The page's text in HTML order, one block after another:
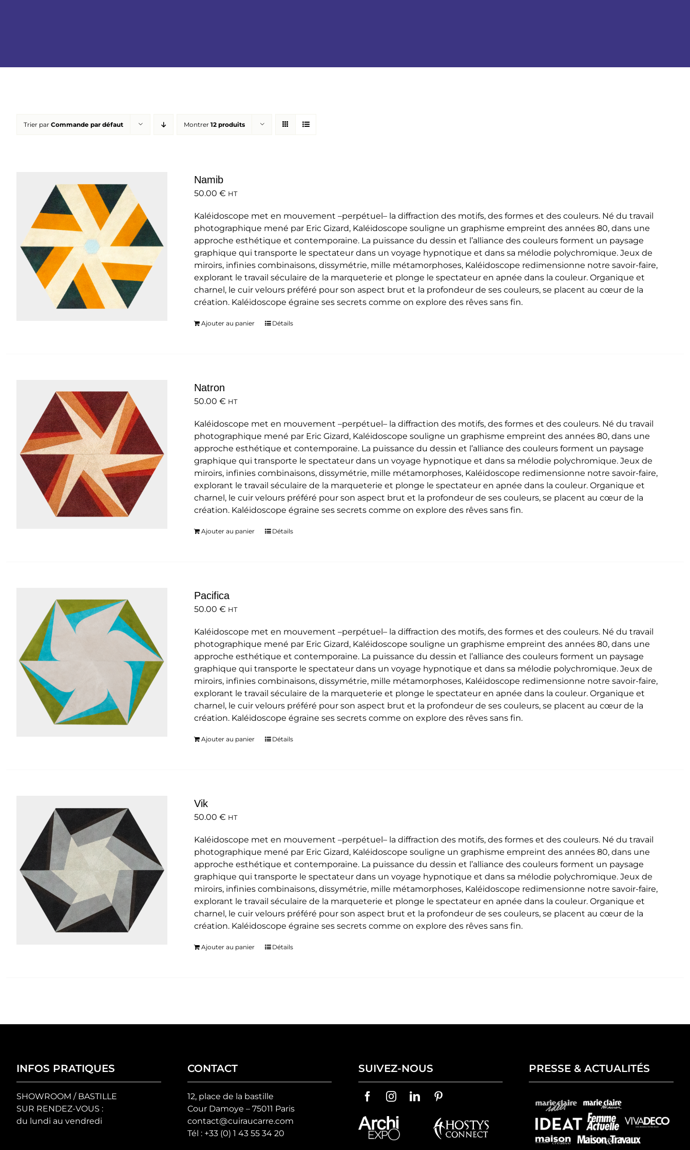
Trier par Commande par défaut Montrer 12 produits
Namib
50.00 € HT
Kaléidoscope met en mouvement –perpétuel– la diffraction des motifs, des formes et des couleurs. Né du travail
photographique mené par Eric Gizard, Kaléidoscope souligne un graphisme empreint des années 80, dans une
approche esthétique et contemporaine. La puissance du dessin et l’alliance des couleurs forment un paysage
graphique qui transporte le spectateur dans un voyage hypnotique et dans sa mélodie polychromique. Jeux de
miroirs, infinies combinaisons, dissymétrie, mille métamorphoses, Kaléidoscope redimensionne notre savoir-faire,
explorant le travail séculaire de la marqueterie et plonge le spectateur en apnée dans la couleur. Organique et
charnel, le cuir velours préféré pour son aspect brut et la profondeur de ses couleurs, se placent au cœur de la
création. Kaléidoscope égraine ses secrets comme on explore des rêves sans fin.
Ajouter au panier Détails
Natron
50.00 € HT
Kaléidoscope met en mouvement –perpétuel– la diffraction des motifs, des formes et des couleurs. Né du travail
photographique mené par Eric Gizard, Kaléidoscope souligne un graphisme empreint des années 80, dans une
approche esthétique et contemporaine. La puissance du dessin et l’alliance des couleurs forment un paysage
graphique qui transporte le spectateur dans un voyage hypnotique et dans sa mélodie polychromique. Jeux de
miroirs, infinies combinaisons, dissymétrie, mille métamorphoses, Kaléidoscope redimensionne notre savoir-faire,
explorant le travail séculaire de la marqueterie et plonge le spectateur en apnée dans la couleur. Organique et
charnel, le cuir velours préféré pour son aspect brut et la profondeur de ses couleurs, se placent au cœur de la
création. Kaléidoscope égraine ses secrets comme on explore des rêves sans fin.
Ajouter au panier Détails
Pacifica
50.00 € HT
Kaléidoscope met en mouvement –perpétuel– la diffraction des motifs, des formes et des couleurs. Né du travail
photographique mené par Eric Gizard, Kaléidoscope souligne un graphisme empreint des années 80, dans une
approche esthétique et contemporaine. La puissance du dessin et l’alliance des couleurs forment un paysage
graphique qui transporte le spectateur dans un voyage hypnotique et dans sa mélodie polychromique. Jeux de
miroirs, infinies combinaisons, dissymétrie, mille métamorphoses, Kaléidoscope redimensionne notre savoir-faire,
explorant le travail séculaire de la marqueterie et plonge le spectateur en apnée dans la couleur. Organique et
charnel, le cuir velours préféré pour son aspect brut et la profondeur de ses couleurs, se placent au cœur de la
création. Kaléidoscope égraine ses secrets comme on explore des rêves sans fin.
Ajouter au panier Détails
Vik
50.00 € HT
Kaléidoscope met en mouvement –perpétuel– la diffraction des motifs, des formes et des couleurs. Né du travail
photographique mené par Eric Gizard, Kaléidoscope souligne un graphisme empreint des années 80, dans une
approche esthétique et contemporaine. La puissance du dessin et l’alliance des couleurs forment un paysage
graphique qui transporte le spectateur dans un voyage hypnotique et dans sa mélodie polychromique. Jeux de
miroirs, infinies combinaisons, dissymétrie, mille métamorphoses, Kaléidoscope redimensionne notre savoir-faire,
explorant le travail séculaire de la marqueterie et plonge le spectateur en apnée dans la couleur. Organique et
charnel, le cuir velours préféré pour son aspect brut et la profondeur de ses couleurs, se placent au cœur de la
création. Kaléidoscope égraine ses secrets comme on explore des rêves sans fin.
Ajouter au panier Détails
INFOS PRATIQUES
SHOWROOM / BASTILLE
SUR RENDEZ-VOUS :
du lundi au vendredi
CONTACT
12, place de la bastille
Cour Damoye – 75011 Paris
contact@cuiraucarre.com
Tél : +33 (0) 1 43 55 34 20
SUIVEZ-NOUS PRESSE & ACTUALITÉS